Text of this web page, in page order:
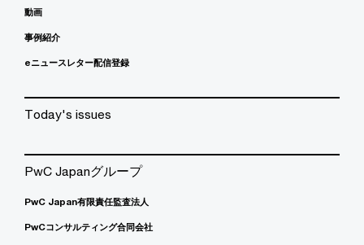
動画
事例紹介
eニュースレター配信登録
Today's issues
PwC Japanグループ
PwC Japan有限責任監査法人
PwCコンサルティング合同会社